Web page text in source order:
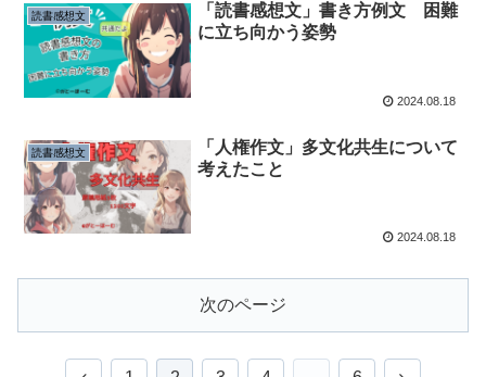
読書感想文
「読書感想文」書き方例文 困難
に立ち向かう姿勢
2024.08.18
読書感想文
「人権作文」多文化共生について
考えたこと
2024.08.18
次のページ